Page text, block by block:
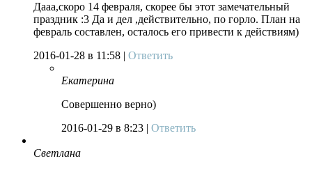
Дааа,скоро 14 февраля, скорее бы этот замечательный
праздник :3 Да и дел ,действительно, по горло. План на
февраль составлен, осталось его привести к действиям)
2016-01-28 в 11:58 | Ответить
Екатерина
Совершенно верно)
2016-01-29 в 8:23 | Ответить
Светлана